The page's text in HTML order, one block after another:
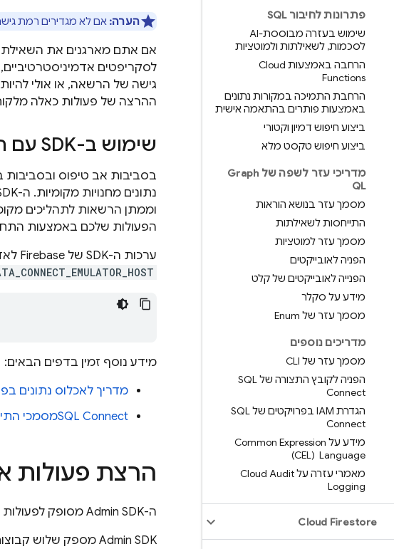
פתרונות לחיבור SQL
שימוש בעזרה מבוססת-AI
לסכמות, לשאילתות ולמוטציות
הרחבה באמצעות Cloud
Functions
הרחבת התמיכה במקורות נתונים
באמצעות פותרים בהתאמה אישית
ביצוע חיפוש דמיון וקטורי
ביצוע חיפוש טקסט מלא
מדריכי עזר לשפה של Graph
QL
מסמך עזר בנושא הוראות
התייחסות לשאילתות
מסמך עזר למוטציות
הפניה לאובייקטים
הפנייה לאובייקטים של קלט
מידע על סקלר
מסמך עזר של Enum
מדריכים נוספים
מסמך עזר של CLI
הפניה לקובץ התצורה של SQL
Connect
הגדרת IAM בפרויקטים של SQL
Connect
מידע על Common Expression
Language ‏ (CEL)
מאמרי עזרה על Cloud Audit
Logging
Cloud Firestore
הערה: אם לא מגדירים רמת
אם אתם מארגנים את
לסקריפטים
גישה של הרשאה, או אולי
ההרצה של פעולות כאלה
שימוש ב-SDK עם האמולטור
בסביבות אב טיפוס ובסביבות
נתונים מחנויות מקומיות. ה-
וממתן הרשאות לתהליכים
הפעולות שלכם באמצעות
ערכות ה-SDK של Firebase לאדמינים מתחברות אוטומטית ל
מידע נוסף זמין בדפים הבאים:
מדריך לאכלוס נתונים
SQL Connectמסמכי
הרצת פעולות
ה-Admin SDKמסופק
‫Admin SDK מספק שלוש קבוצות של ממשקי API: